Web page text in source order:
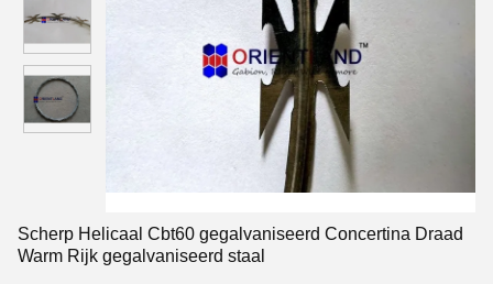
Scherp Helicaal Cbt60 gegalvaniseerd Concertina Draad
Warm Rijk gegalvaniseerd staal